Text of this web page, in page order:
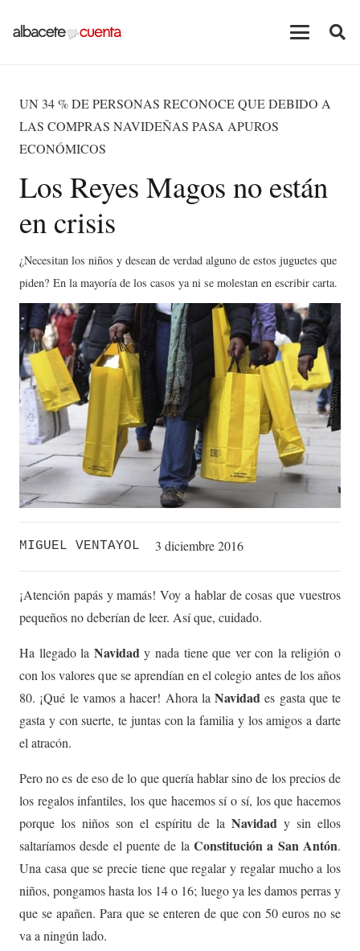
UN 34 % DE PERSONAS RECONOCE QUE DEBIDO A
LAS COMPRAS NAVIDEÑAS PASA APUROS
ECONÓMICOS
Los Reyes Magos no están
en crisis
¿Necesitan los niños y desean de verdad alguno de estos juguetes que
piden? En la mayoría de los casos ya ni se molestan en escribir carta.
MIGUEL VENTAYOL 3 diciembre 2016
¡Atención papás y mamás! Voy a hablar de cosas que vuestros
pequeños no deberían de leer. Así que, cuidado.
Ha llegado la Navidad y nada tiene que ver con la religión o
con los valores que se aprendían en el colegio antes de los años
80. ¡Qué le vamos a hacer! Ahora la Navidad es gasta que te
gasta y con suerte, te juntas con la familia y los amigos a darte
el atracón.
Pero no es de eso de lo que quería hablar sino de los precios de
los regalos infantiles, los que hacemos sí o sí, los que hacemos
porque los niños son el espíritu de laNavidad y sin ellos
saltaríamos desde el puente de la Constitución a San Antón.
Una casa que se precie tiene que regalar y regalar mucho a los
niños, pongamos hasta los 14 o 16; luego ya les damos perras y
que se apañen. Para que se enteren de que con 50 euros no se
va a ningún lado.